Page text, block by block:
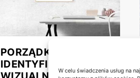
W celu świadczenia usług na
PORZĄDKOWANIE
IDENTYFIKACJI